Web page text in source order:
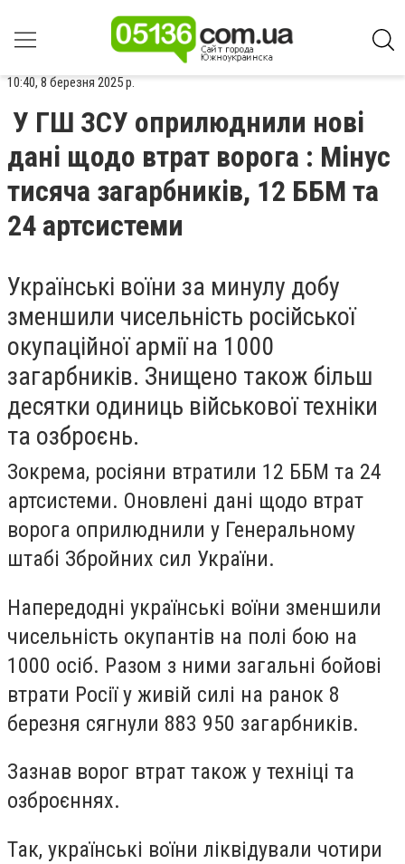
10:40, 8 березня 2025 р.
У ГШ ЗСУ оприлюднили нові
дані щодо втрат ворога : Мінус
тисяча загарбників, 12 ББМ та
24 артсистеми
Українські воїни за минулу добу
зменшили чисельність російської
окупаційної армії на 1000
загарбників. Знищено також більш
десятки одиниць військової техніки
та озброєнь.
Зокрема, росіяни втратили 12 ББМ та 24
артсистеми. Оновлені дані щодо втрат
ворога оприлюднили у Генеральному
штабі Збройних сил України.
Напередодні українські воїни зменшили
чисельність окупантів на полі бою на
1000 осіб. Разом з ними загальні бойові
втрати Росії у живій силі на ранок 8
березня сягнули 883 950 загарбників.
Зазнав ворог втрат також у техніці та
озброєннях.
Так, українські воїни ліквідували чотири